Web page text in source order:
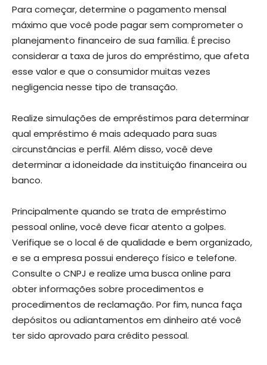
Para começar, determine o pagamento mensal
máximo que você pode pagar sem comprometer o
planejamento financeiro de sua família. É preciso
considerar a taxa de juros do empréstimo, que afeta
esse valor e que o consumidor muitas vezes
negligencia nesse tipo de transação.
Realize simulações de empréstimos para determinar
qual empréstimo é mais adequado para suas
circunstâncias e perfil. Além disso, você deve
determinar a idoneidade da instituição financeira ou
banco.
Principalmente quando se trata de empréstimo
pessoal online, você deve ficar atento a golpes.
Verifique se o local é de qualidade e bem organizado,
e se a empresa possui endereço físico e telefone.
Consulte o CNPJ e realize uma busca online para
obter informações sobre procedimentos e
procedimentos de reclamação. Por fim, nunca faça
depósitos ou adiantamentos em dinheiro até você
ter sido aprovado para crédito pessoal.